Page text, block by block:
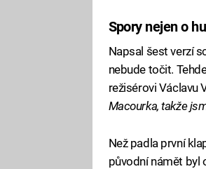
Spory nejen o
Napsal šest verzí
nebude točit.
režisérovi Václavu
Macourka, takže
Než padla první
původní námět byl